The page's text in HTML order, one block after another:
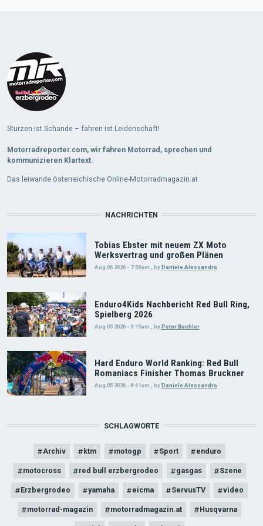
Stürzen ist Schande – fahren ist Leidenschaft!
Motorradreporter.com, wir fahren Motorrad, sprechen und
kommunizieren Klartext.
Das leiwande österreichische Online-Motorradmagazin.at
NACHRICHTEN
Tobias Ebster mit neuem ZX Moto
Werksvertrag und großen Plänen
Aug 06 2026 - 7:58am byDaniele Alessandro
Enduro4Kids Nachbericht Red Bull Ring,
Spielberg 2026
Aug 05 2026 - 9:15am byPeter Bachler
Hard Enduro World Ranking: Red Bull
Romaniacs Finisher Thomas Bruckner
Aug 05 2026 - 8:41am , by Daniele Alessandro
SCHLAGWORTE
Archiv ktm motogp Sport enduro
motocross red bull erzbergrodeo gasgas Szene
Erzbergrodeo yamaha eicma ServusTV video
motorrad-magazin motorradmagazin.at Husqvarna